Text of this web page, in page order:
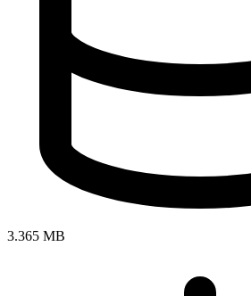
3.365 MB